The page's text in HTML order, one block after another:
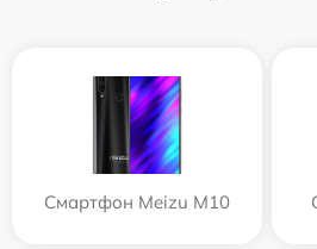
Смартфон Meizu M10